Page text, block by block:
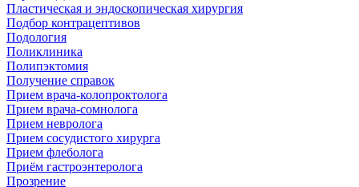
Пластическая и эндоскопическая хирургия
Подбор контрацептивов
Подология
Поликлиника
Полипэктомия
Получение справок
Прием врача-колопроктолога
Прием врача-сомнолога
Прием невролога
Прием сосудистого хирурга
Прием флеболога
Приём гастроэнтеролога
Прозрение